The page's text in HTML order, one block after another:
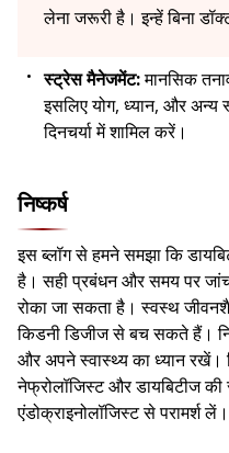
लेना जरूरी है। इन्हें बिना
स्ट्रेस मैनेजमेंट:मानसिक
इसलिए योग, ध्यान, और
दिनचर्या में शामिल करें।
निष्कर्ष
इस ब्लॉग से हमने समझा कि
है। सही प्रबंधन और समय पर
रोका जा सकता है। स्वस्थ
किडनी डिजीज से बच सकते हैं।
और अपने स्वास्थ्य का ध्यान रखें।
नेफ्रोलॉजिस्ट और डायबिटीज
एंडोक्राइनोलॉजिस्ट से परामर्श लें।